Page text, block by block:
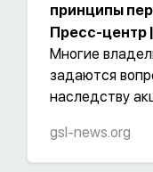
принципы
Пресс-центр
Многие
задаются
наследству
проблем и,
применимого
gsl-news.org